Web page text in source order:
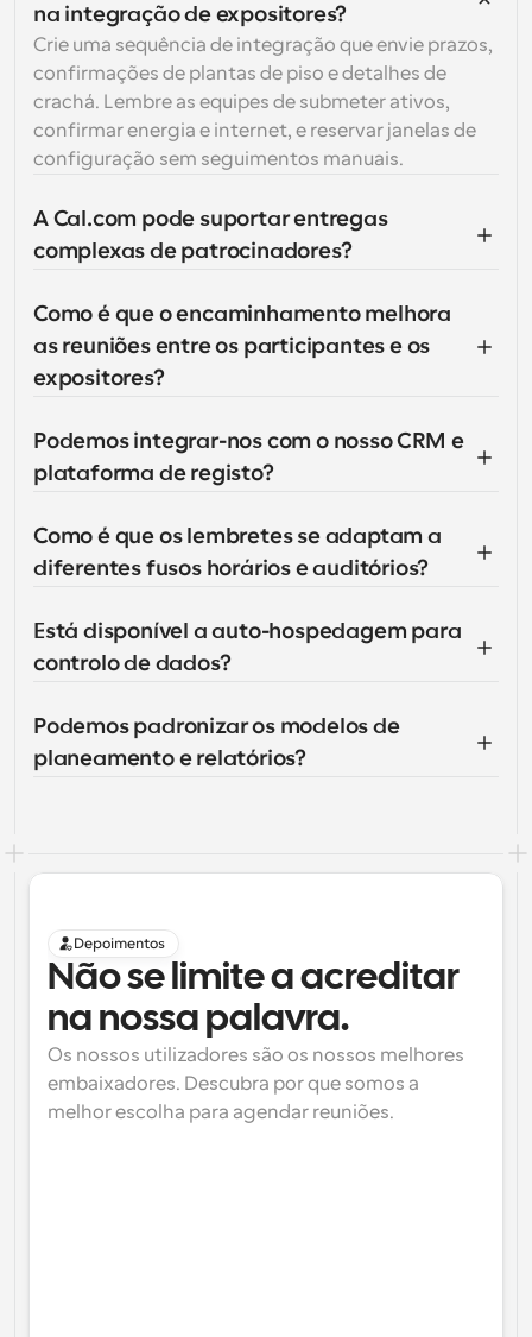
na integração de expositores?
Crie uma sequência de integração que envie prazos,
confirmações de plantas de piso e detalhes de
crachá. Lembre as equipes de submeter ativos,
confirmar energia e internet, e reservar janelas de
configuração sem seguimentos manuais.
A Cal.com pode suportar entregas
complexas de patrocinadores?
Como é que o encaminhamento melhora
as reuniões entre os participantes e os
expositores?
Podemos integrar-nos com o nosso CRM e
plataforma de registo?
Como é que os lembretes se adaptam a
diferentes fusos horários e auditórios?
Está disponível a auto-hospedagem para
controlo de dados?
Podemos padronizar os modelos de
planeamento e relatórios?
Depoimentos
Não se limite a acreditar
na nossa palavra.
Os nossos utilizadores são os nossos melhores
embaixadores. Descubra por que somos a
melhor escolha para agendar reuniões.